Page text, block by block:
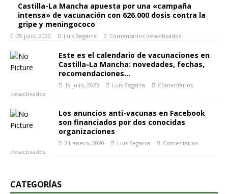
Castilla-La Mancha apuesta por una «campaña
intensa» de vacunación con 626.000 dosis contra la
gripe y meningococo
28 julio, 2022 Luis Segarra Comentarios desactivados
Este es el calendario de vacunaciones en
Castilla-La Mancha: novedades, fechas,
recomendaciones…
19 julio, 2023 Luis Segarra
Comentarios
desactivados
Los anuncios anti-vacunas en Facebook
son financiados por dos conocidas
organizaciones
21 enero, 2020 Luis Segarra
Comentarios
desactivados
CATEGORÍAS